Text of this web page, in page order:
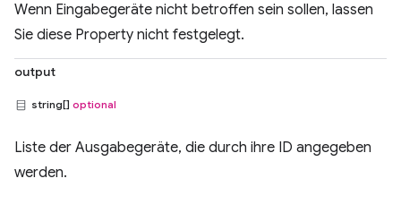
Wenn Eingabegeräte nicht betroffen sein sollen, lassen
Sie diese Property nicht festgelegt.
output
string[] optional
Liste der Ausgabegeräte, die durch ihre ID angegeben
werden.